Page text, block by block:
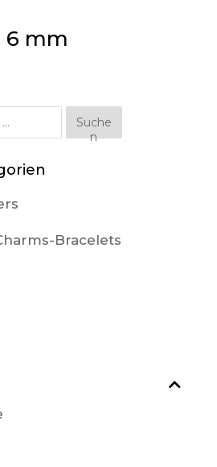
6 mm
Suche
n
Bracelets